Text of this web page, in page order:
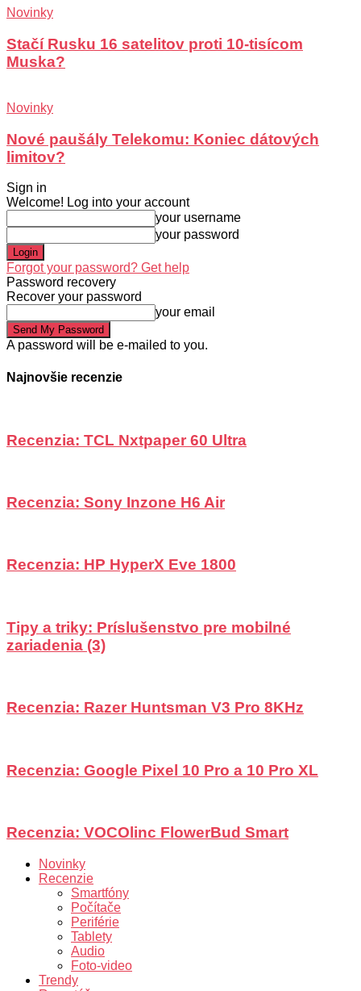
Novinky
Stačí Rusku 16 satelitov proti 10-tisícom
Muska?
Novinky
Nové paušály Telekomu: Koniec dátových
limitov?
Sign in
Welcome! Log into your account
your username
your password
Forgot your password? Get help
Password recovery
Recover your password
your email
A password will be e-mailed to you.
Najnovšie recenzie
Recenzia: TCL Nxtpaper 60 Ultra
Recenzia: Sony Inzone H6 Air
Recenzia: HP HyperX Eve 1800
Tipy a triky: Príslušenstvo pre mobilné
zariadenia (3)
Recenzia: Razer Huntsman V3 Pro 8KHz
Recenzia: Google Pixel 10 Pro a 10 Pro XL
Recenzia: VOCOlinc FlowerBud Smart
Novinky
Recenzie
Smartfóny
Počítače
Periférie
Tablety
Audio
Foto-video
Trendy